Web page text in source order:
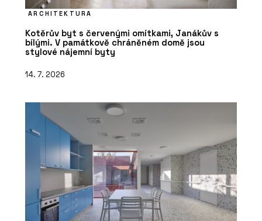
ARCHITEKTURA
Kotěrův byt s červenými omítkami, Janákův s
bílými. V památkově chráněném domě jsou
stylové nájemní byty
14. 7. 2026